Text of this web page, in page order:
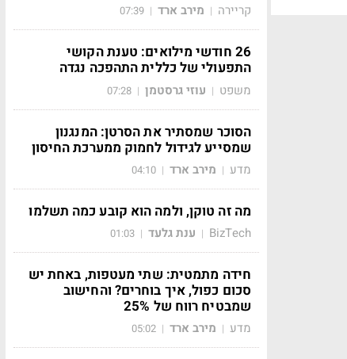
קריירה | מירב ארד |
07:39
26 חודשי מילואים: טענת הקושי
התפעולי של כללית התהפכה נגדה
משפט | עוזי גרסטמן |
07:28
הסוכר שמסתיר את הסרטן: המנגנון
שמסייע לגידול לחמוק ממערכת החיסון
מדע | מירב ארד |
04:10
מה זה טוקן, ולמה הוא קובע כמה תשלמו
BizTech
| ענת גלעד |
01:03
חידה מתמטית: שתי מעטפות, באחת יש
סכום כפול, איך בוחרים? והחישוב
שמבטיח רווח של 25%
מדע | מירב ארד |
05:02